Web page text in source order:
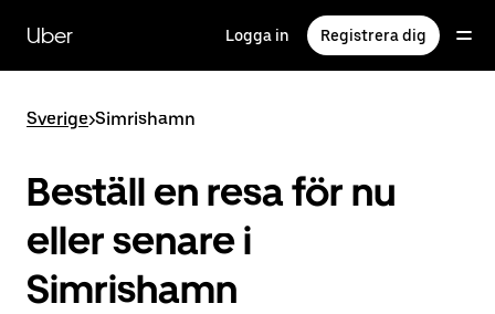
huvudinnehållet
Uber Logga in Registrera dig
Sverige>Simrishamn
Beställ en resa för nu
eller senare i
Simrishamn